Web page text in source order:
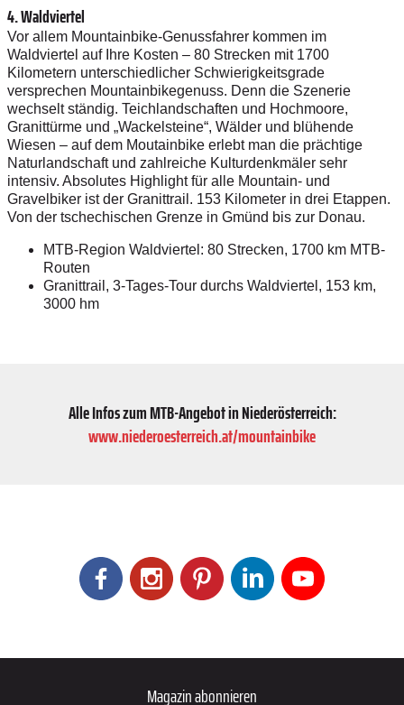
4.Waldviertel
Vor allem Mountainbike-Genussfahrer kommen im
Waldviertel auf Ihre Kosten – 80 Strecken mit 1700
Kilometern unterschiedlicher Schwierigkeitsgrade
versprechen Mountainbike­genuss. Denn die Szenerie
wechselt ständig. Teichlandschaften und Hochmoore,
Granittürme und „Wackelsteine“, Wälder und blühende
Wiesen – auf dem Moutainbike erlebt man die prächtige
Naturlandschaft und zahlreiche Kulturdenkmäler sehr
intensiv. Absolutes Highlight für alle Mountain- und
Gravelbiker ist der Granittrail. 153 Kilometer in drei Etappen.
Von der tschechischen Grenze in Gmünd bis zur Donau.
MTB-Region Waldviertel: 80 Strecken, 1700 km MTB-
Routen
Granittrail, 3-Tages-Tour durchs Waldviertel, 153 km,
3000 hm
Alle Infos zum MTB-Angebot in Nieder­österreich:
www.niederoesterreich.at/mountainbike
Magazin abonnieren